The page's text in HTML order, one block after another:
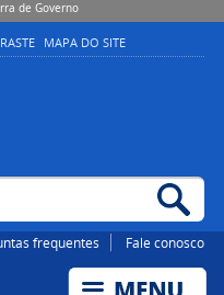
de Governo
MAPA DO SITE
frequentes Fale conosco